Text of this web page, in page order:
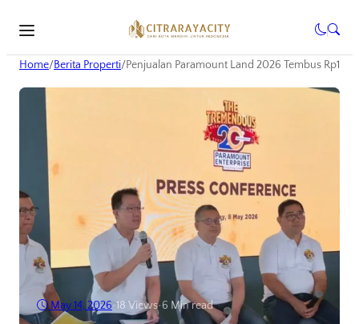
Home/Berita Properti/Penjualan Paramount Land 2026 Tembus Rp1,13
May 14, 2026•18 Views•6 Min read